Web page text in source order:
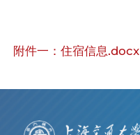
附件一：住宿信息.docx